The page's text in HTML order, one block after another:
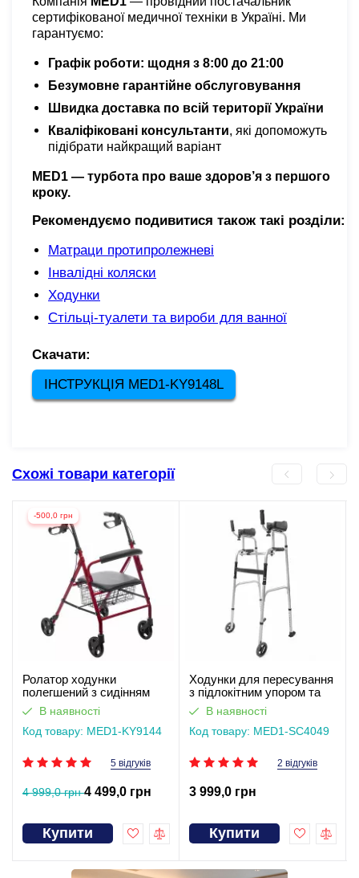
сертифікованої медичної техніки в Україні. Ми
гарантуємо:
Графік роботи: щодня з 8:00 до 21:00
Безумовне гарантійне обслуговування
Швидка доставка по всій території України
Кваліфіковані консультанти, які допоможуть
підібрати найкращий варіант
MED1 — турбота про ваше здоров’я з першого
кроку.
Рекомендуємо подивитися також такі розділи:
Матраци протипролежневі
Інвалідні коляски
Ходунки
Стільці-туалети та вироби для ванної
Скачати:
ІНСТРУКЦІЯ MED1-KY9148L
Схожі товари категорії
-500,0 грн
Ролатор ходунки
полегшений з сидінням
MED1-KY9144
(відеоогляд)
В наявності
Код товару: MED1-KY9144
5 відгуків
4 999,0 грн4 499,0 грн
Купити
Ходунки для пересування
з підлокітним упором та
колесами MED1-SC4049
В наявності
Код товару: MED1-SC4049
2 відгуків
3 999,0 грн
Купити